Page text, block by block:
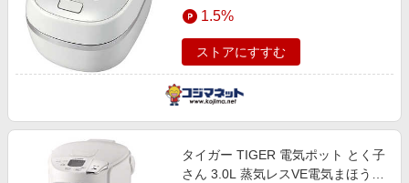
エンタメ
スポーツ・アウトドア・ゴルフ
インテリア・寝具
旅行・レジャー・ホテル予約
生活・お役立ち
楽天サービス特集
旅行特集
わくわく夏特集
50万ポイント山分けキャンペーン
とことん買い物チャレンジ
Apple公式サイト×楽天カード分割払い
1.5%
ストアにすすむ
タイガー TIGER 電気ポット とく子
さん 3.0L 蒸気レスVE電気まほうび